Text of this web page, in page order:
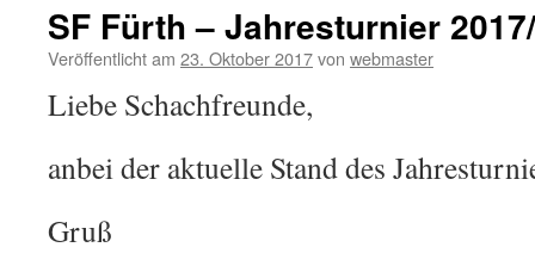
SF Fürth – Jahresturnier
Veröffentlicht am 23. Oktober 2017von webmaster
Liebe Schachfreunde,
anbei der aktuelle Stand des
Gruß